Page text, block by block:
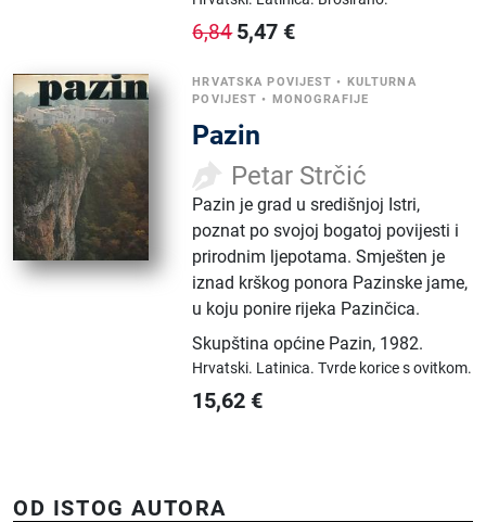
6,84 5,47 €
HRVATSKA POVIJEST • KULTURNA
POVIJEST • MONOGRAFIJE
Pazin
Petar Strčić
Pazin je grad u središnjoj Istri,
poznat po svojoj bogatoj povijesti i
prirodnim ljepotama. Smješten je
iznad krškog ponora Pazinske jame,
u koju ponire rijeka Pazinčica.
Skupština općine Pazin, 1982.
Hrvatski. Latinica.Tvrde korice s ovitkom.
15,62 €
OD ISTOG AUTORA